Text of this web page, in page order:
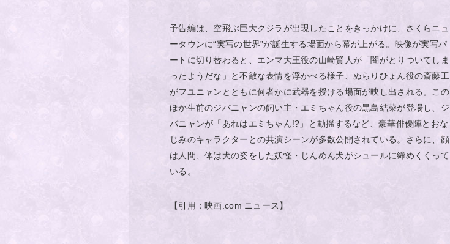
予告編は、空飛ぶ巨大クジラが出現したことをきっかけに、さくらニュ
ータウンに“実写の世界”が誕生する場面から幕が上がる。映像が実写パ
ートに切り替わると、エンマ大王役の山崎賢人が「闇がとりついてしま
ったようだな」と不敵な表情を浮かべる様子、ぬらりひょん役の斎藤工
がフユニャンとともに何者かに武器を授ける場面が映し出される。この
ほか生前のジバニャンの飼い主・エミちゃん役の黒島結菜が登場し、ジ
バニャンが「あれはエミちゃん!?」と動揺するなど、豪華俳優陣とおな
じみのキャラクターとの共演シーンが多数公開されている。さらに、顔
は人間、体は犬の姿をした妖怪・じんめん犬がシュールに締めくくって
いる。
【引用：映画.com ニュース】